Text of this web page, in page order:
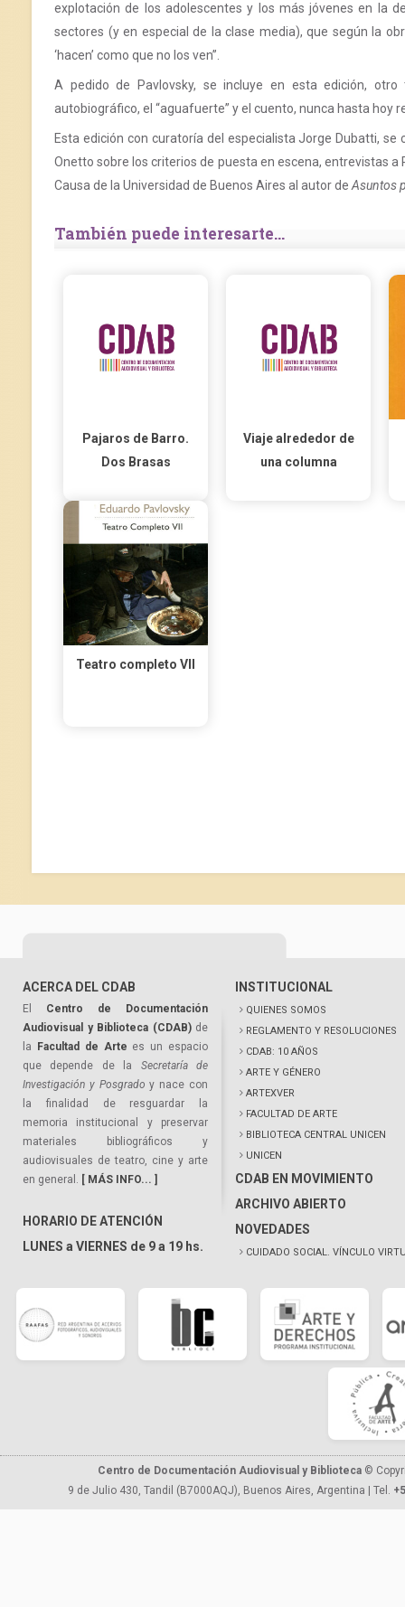
explotación de los adolescentes y los más jóvenes en la
sectores (y en especial de la clase media), que según la
‘hacen’ como que no los ven”.
A pedido de Pavlovsky, se incluye en esta edición,
autobiográfico, el “aguafuerte” y el cuento, nunca hasta hoy
Esta edición con curatoría del especialista Jorge Dubatti,
Onetto sobre los criterios de puesta en escena, entrevistas
Causa de la Universidad de Buenos Aires al autor de Asuntos
También puede interesarte...
Pajaros de Barro.
Dos Brasas
Viaje alrededor de
una columna
Teatro completo VII
ACERCA DEL CDAB
El Centro de Documentación
Audiovisual y Biblioteca (CDAB)de
la
Facultad de Arte es un espacio
que depende de la Secretaría de
Investigación y Posgrado y nace con
la finalidad de resguardar la
memoria institucional y preservar
materiales bibliográficos y
audiovisuales de teatro, cine y arte
en general. [ MÁS INFO... ]
HORARIO DE ATENCIÓN
LUNES a VIERNES de 9 a 19 hs.
INSTITUCIONAL
QUIENES SOMOS
REGLAMENTO Y RESOLUCIONES
CDAB: 10 AÑOS
ARTE Y GÉNERO
ARTEXVER
FACULTAD DE ARTE
BIBLIOTECA CENTRAL UNICEN
UNICEN
CDAB EN MOVIMIENTO
ARCHIVO ABIERTO
NOVEDADES
CUIDADO SOCIAL. VÍNCULO
Centro de Documentación Audiovisual y Biblioteca ©
9 de Julio 430, Tandil (B7000AQJ), Buenos Aires, Argentina | Tel.